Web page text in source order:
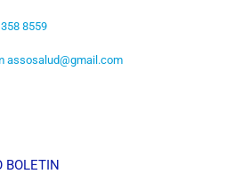
8559
assosalud@gmail.com
BOLETIN